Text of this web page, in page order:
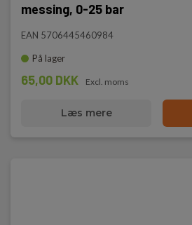
messing, 0-25 bar
EAN 5706445460984
På lager
65,00 DKK Excl. moms
Læs mere